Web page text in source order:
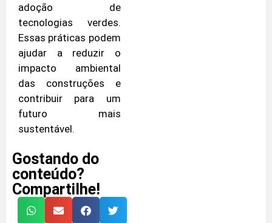
adoção de
tecnologias verdes.
Essas práticas podem
ajudar a reduzir o
impacto ambiental
das construções e
contribuir para um
futuro mais
sustentável.
Gostando do
conteúdo?
Compartilhe!